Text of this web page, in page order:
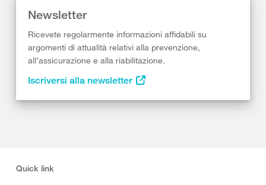
Newsletter
Ricevete regolarmente informazioni affidabili su
argomenti di attualità relativi alla prevenzione,
all’assicurazione e alla riabilitazione.
Iscriversi alla newsletter
Quick link